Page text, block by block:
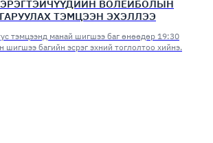
ВОЛЕЙБОЛЫН
ТЭМЦЭЭН ЭХЭЛЛЭЭ
тэмцээнд манай шигшээ баг өнөөдөр 19:30
шигшээ багийн эсрэг эхний тоглолтоо хийнэ.